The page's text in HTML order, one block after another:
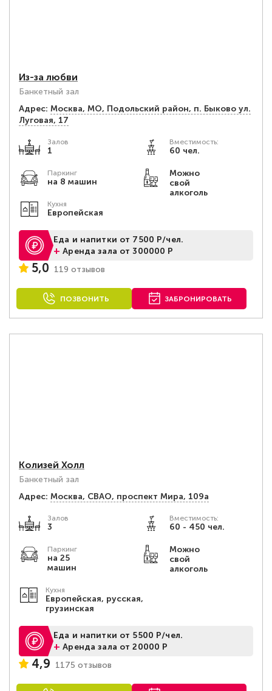
Из-за любви
Банкетный зал
Адрес: Москва, МО, Подольский район, п. Быково ул.
Луговая, 17
Залов
1
Вместимость:
60 чел.
Паркинг
на 8 машин
Можно
свой
алкоголь
Кухня
Европейская
Еда и напитки от 7500 Р/чел.
+Аренда зала от 300000 Р
5,0 119 отзывов
ПОЗВОНИТЬ ЗАБРОНИРОВАТЬ
Колизей Холл
Банкетный зал
Адрес: Москва, СВАО, проспект Мира, 109а
Залов
3
Вместимость:
60 - 450 чел.
Паркинг
на 25
машин
Можно
свой
алкоголь
Кухня
Европейская, русская,
грузинская
Еда и напитки от 5500 Р/чел.
+Аренда зала от 20000 Р
4,9 1175 отзывов